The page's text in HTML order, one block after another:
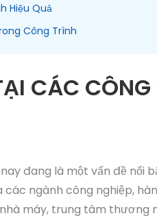
Hiệu Quả
Công Trình
CÁC CÔNG
đang là một vấn đề nổi
các ngành công nghiệp,
máy, trung tâm thương